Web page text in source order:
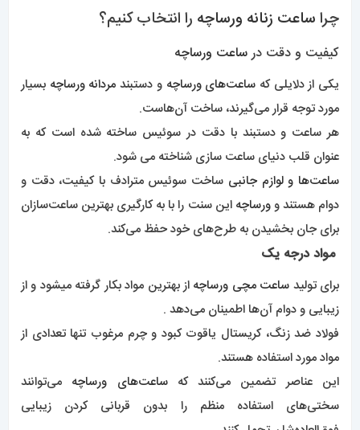
فولاد ضد زنگ، کریستال یاقوت کبود و چرم مرغوب تنها تعدادی از
مواد مورد استفاده هستند.
سختی‌های استفاده منظم را بدون قربانی کردن زیبایی
فوق‌العاده‌شان تحمل کنند.
خرید ساعتبرایروز ولنتاین
برایخرید ساعت مچی و مشاوره رایگان میتوانید از طریقسایت
مستر اسپشیالبا ما در ارتباط باشیدفروشگاه مستر اسپشیالبهترین
و با کیفیت ترینمدل های جدید ساعت های مردانه و زنانه
را بامناسب ترین قیمت
جعبه ساعت شیکمناسب هدیه را میتوانید از مستر
اسپشیال بخواهید .
تجربه
بهترین خرید ساعت را با ما داشته باشید .
راهبریمطلب قبلی
راهنمای
مطلب بعدی
ساعت